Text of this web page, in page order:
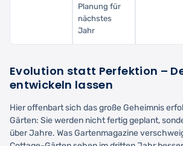
Planung für
nächstes
Jahr
Evolution statt Perfektion –
entwickeln lassen
Hier offenbart sich das große Geheimnis
Gärten: Sie werden nicht fertig geplant,
über Jahre. Was Gartenmagazine